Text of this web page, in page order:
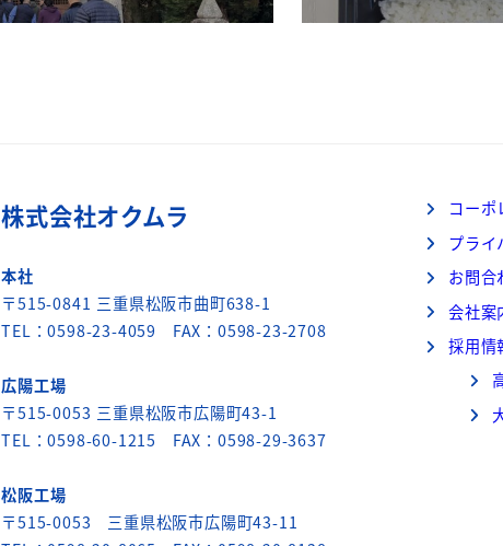
株式会社オクムラ
本社
〒515-0841 三重県松阪市曲町638-1
TEL：0598-23-4059 FAX：0598-23-2708
広陽工場
〒515-0053 三重県松阪市広陽町43-1
TEL：0598-60-1215 FAX：0598-29-3637
松阪工場
〒515-0053 三重県松阪市広陽町43-11
コーポ
プライ
お問合
会社案
採用情